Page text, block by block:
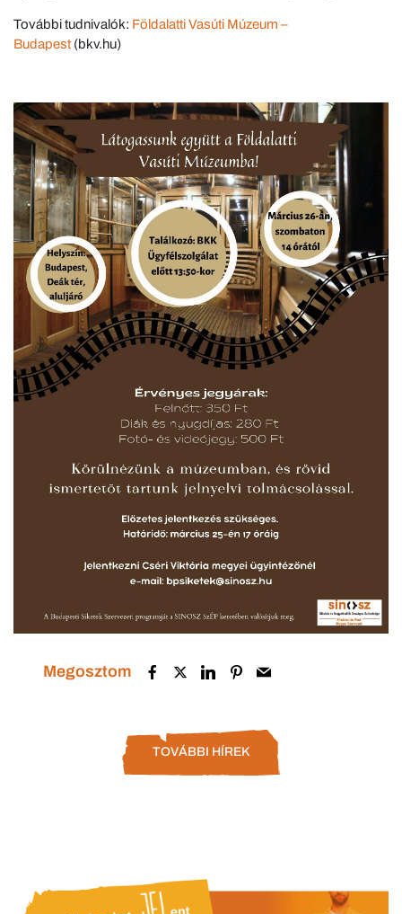
További tudnivalók: Földalatti Vasúti Múzeum –
Budapest (bkv.hu)
Megosztom
TOVÁBBI HÍREK